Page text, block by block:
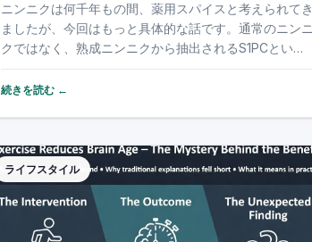
ニンニクは何千年もの間、薬用スパイスと考えられてき
ましたが、今回はもっと具体的な話です。通常のニンニ
クではなく、熟成ニンニクから抽出されるS1PCという
化合物です。Cell Metabolism誌の新しい研究では、こ
の化合物が老化マウスの筋力を改善し、虚弱性を軽減す
続きを読む ←
ライフスタイル